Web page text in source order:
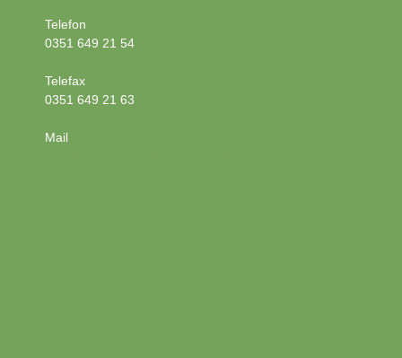
Telefon
0351 649 21 54
Telefax
0351 649 21 63
Mail